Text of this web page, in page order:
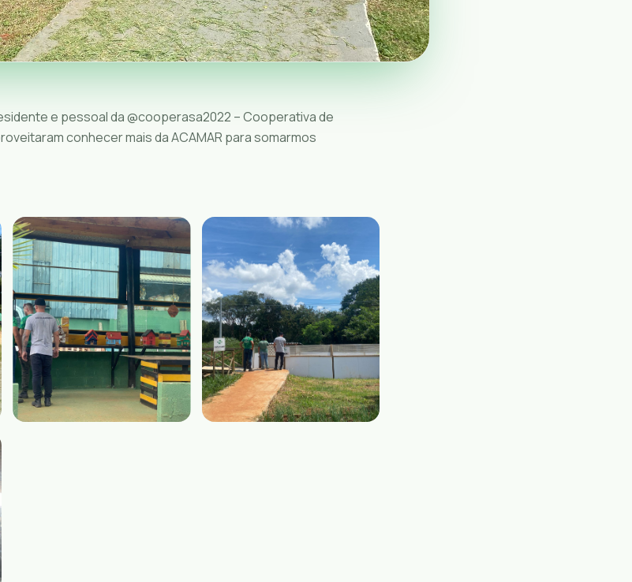
e pessoal da @cooperasa2022 – Cooperativa de
conhecer mais da ACAMAR para somarmos